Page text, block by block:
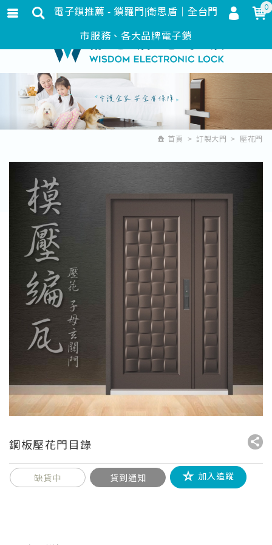
首頁 訂製大門 壓花門
鋼板壓花門目錄
缺貨中 貨到通知 加入追蹤
電子鎖推薦 - 鎖羅門|衛思盾｜全台門
市服務、各大品牌電子鎖
0
會員登入
會員註冊
忘記密碼
訂單查詢
追蹤清單
繁體中文